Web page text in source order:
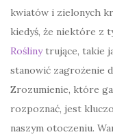
kwiatów i zielonych
kiedyś, że niektóre z
Roślinytrujące, takie
stanowić zagrożenie
Zrozumienie, które
rozpoznać, jest
naszym otoczeniu.